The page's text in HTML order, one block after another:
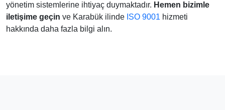
yönetim sistemlerine ihtiyaç duymaktadır. Hemen bizimle
iletişime geçin ve Karabük ilinde ISO 9001 hizmeti
hakkında daha fazla bilgi alın.